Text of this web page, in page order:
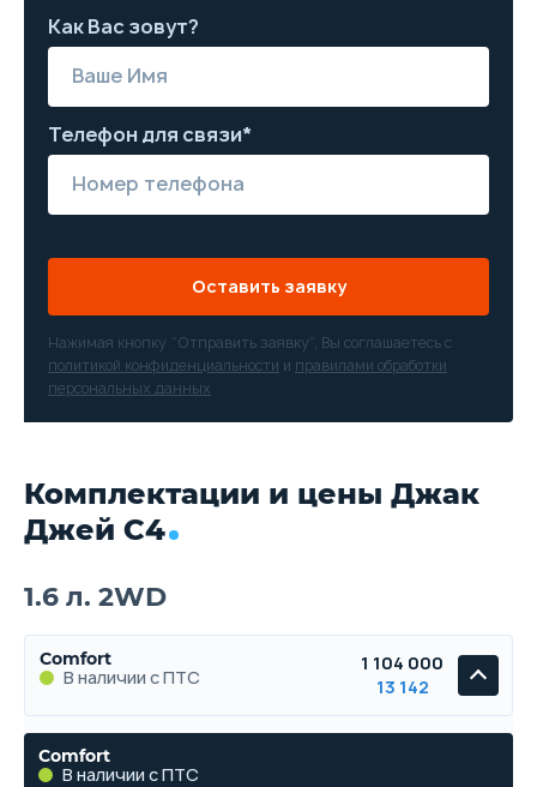
Как Вас зовут?
Телефон для связи*
Оставить заявку
Нажимая кнопку “Отправить заявку”, Вы соглашаетесь с
политикой конфиденциальности и правилами обработки
персональных данных
Комплектации и цены Джак
Джей С4
1.6 л. 2WD
Comfort
В наличии с ПТС
1 104 000
13 142
Comfort
В наличии с ПТС